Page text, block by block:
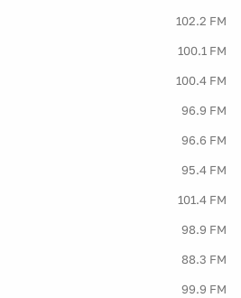
102.2 FM
100.1 FM
100.4 FM
96.9 FM
96.6 FM
95.4 FM
101.4 FM
98.9 FM
88.3 FM
99.9 FM